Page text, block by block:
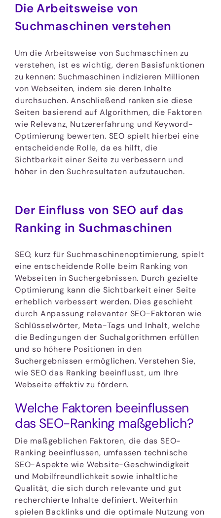
Die Arbeitsweise von
Suchmaschinen verstehen
Um die Arbeitsweise von Suchmaschinen zu
verstehen, ist es wichtig, deren Basisfunktionen
zu kennen: Suchmaschinen indizieren Millionen
von Webseiten, indem sie deren Inhalte
durchsuchen. Anschließend ranken sie diese
Seiten basierend auf Algorithmen, die Faktoren
wie Relevanz, Nutzererfahrung und Keyword-
Optimierung bewerten. SEO spielt hierbei eine
entscheidende Rolle, da es hilft, die
Sichtbarkeit einer Seite zu verbessern und
höher in den Suchresultaten aufzutauchen.
Der Einfluss von SEO auf das
Ranking in Suchmaschinen
SEO, kurz für Suchmaschinenoptimierung, spielt
eine entscheidende Rolle beim Ranking von
Webseiten in Suchergebnissen. Durch gezielte
Optimierung kann die Sichtbarkeit einer Seite
erheblich verbessert werden. Dies geschieht
durch Anpassung relevanter SEO-Faktoren wie
Schlüsselwörter, Meta-Tags und Inhalt, welche
die Bedingungen der Suchalgorithmen erfüllen
und so höhere Positionen in den
Suchergebnissen ermöglichen. Verstehen Sie,
wie SEO das Ranking beeinflusst, um Ihre
Webseite effektiv zu fördern.
Welche Faktoren beeinflussen
das SEO-Ranking maßgeblich?
Die maßgeblichen Faktoren, die das SEO-
Ranking beeinflussen, umfassen technische
SEO-Aspekte wie Website-Geschwindigkeit
und Mobilfreundlichkeit sowie inhaltliche
Qualität, die sich durch relevante und gut
recherchierte Inhalte definiert. Weiterhin
spielen Backlinks und die optimale Nutzung von